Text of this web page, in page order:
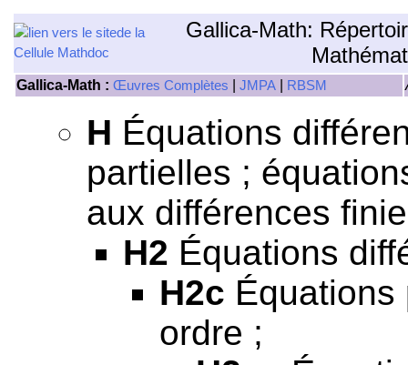
Gallica-Math:
Gallica-Math : Œuvres Complètes JMPA RBSM
H Équations
partielles ;
aux différences
H2 Équations
H2c Équations
ordre ;